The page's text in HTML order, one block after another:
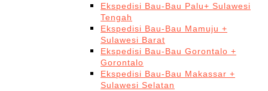
Ekspedisi Bau-Bau Palu+ Sulawesi
Tengah
Ekspedisi Bau-Bau Mamuju +
Sulawesi Barat
Ekspedisi Bau-Bau Gorontalo +
Gorontalo
Ekspedisi Bau-Bau Makassar +
Sulawesi Selatan